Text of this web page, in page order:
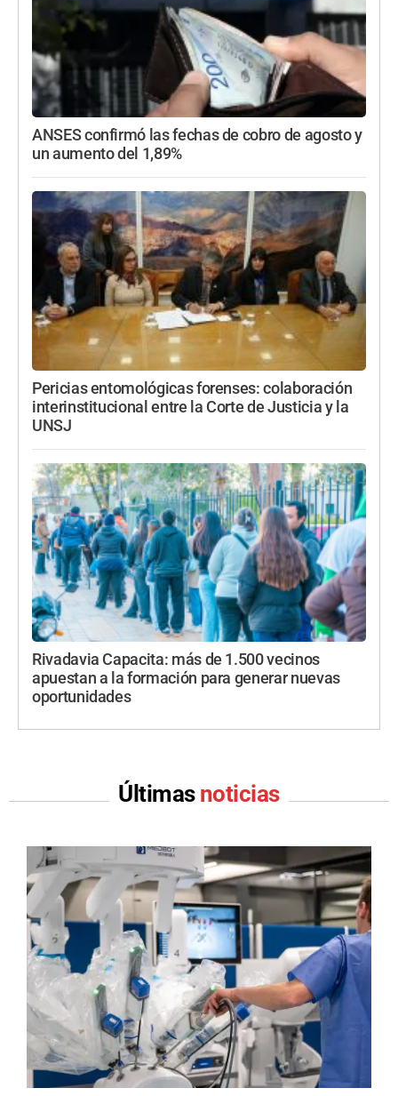
ANSES confirmó las fechas de cobro de agosto y
un aumento del 1,89%
Pericias entomológicas forenses: colaboración
interinstitucional entre la Corte de Justicia y la
UNSJ
Rivadavia Capacita: más de 1.500 vecinos
apuestan a la formación para generar nuevas
oportunidades
Últimas noticias